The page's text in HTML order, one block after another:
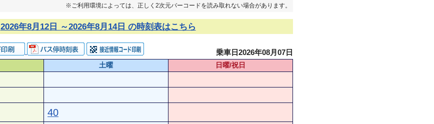
※ご利用環境によっては、正しく2次元バーコードを読み取れない場合があります。
2026年8月12日 ～2026年8月14日 の時刻表はこちら
乗車日2026年08月07日
土曜
日曜/祝日
40